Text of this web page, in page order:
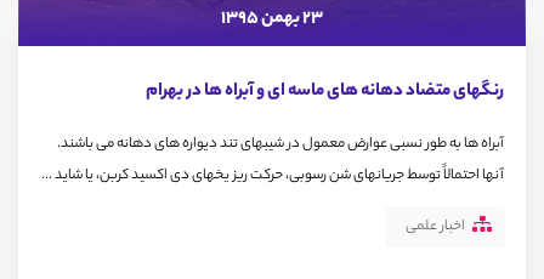
23 بهمن 1395
رنگهای متضاد دهانه های ماسه ای و آبراه ها در بهرام
آبراه ها به طور نسبی عوارض معمول در شیبهای تند دیواره های دهانه می باشند.
آنها احتمالاً توسط جریانهای شن رسوبی، حرکت ریز یخهای دی اکسید کربن، یا شاید ...
اخبار علمی